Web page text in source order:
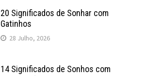
20 Significados de Sonhar com
Gatinhos
28 Julho, 2026
14 Significados de Sonhos com